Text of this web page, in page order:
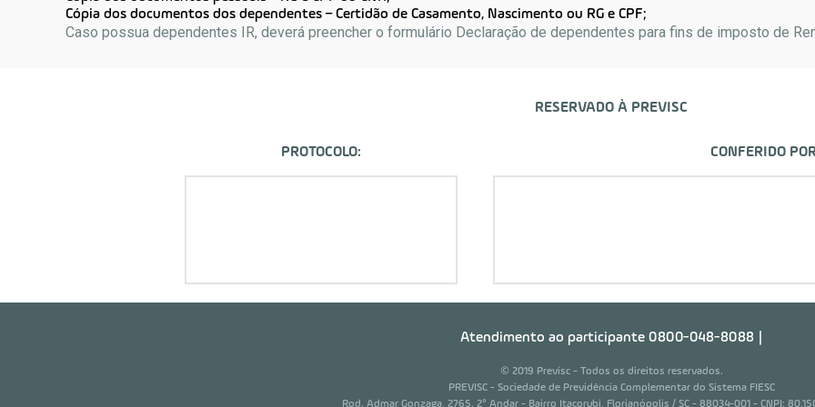
Cópia dos documentos dos dependentes – Certidão de Casamento, Nascimento ou RG e CPF;
Caso possua dependentes IR, deverá preencher o formulário Declaração de dependentes para fins de imposto de
RESERVADO À PREVISC
PROTOCOLO: CONFERIDO
Atendimento ao participante0800-048-8088
© 2019 Previsc - Todos os direitos reservados.
PREVISC - Sociedade de Previdência Complementar do Sistema FIESC
Rod. Admar Gonzaga, 2765. 2° Andar - Bairro Itacorubi, Florianópolis / SC - 88034-001 - CNPJ: